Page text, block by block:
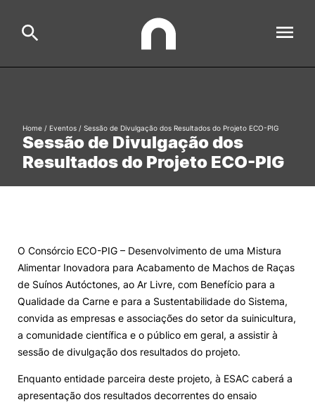
Estudar
International Relations
Ofertas de Emprego e Informações Úteis
Loja da Agrária
Mudança de Par Instituição/Curso
Formative Offer General
Sessão de Divulgação dos
Resultados do Projeto ECO-PIG
Home / Eventos / Sessão de Divulgação dos Resultados do Projeto ECO-PIG
O Consórcio ECO-PIG – Desenvolvimento de uma Mistura
Alimentar Inovadora para Acabamento de Machos de Raças
de Suínos Autóctones, ao Ar Livre, com Benefício para a
Qualidade da Carne e para a Sustentabilidade do Sistema,
convida as empresas e associações do setor da suinicultura,
a comunidade científica e o público em geral, a assistir à
sessão de divulgação dos resultados do projeto.
Enquanto entidade parceira deste projeto, à ESAC caberá a
apresentação dos resultados decorrentes do ensaio